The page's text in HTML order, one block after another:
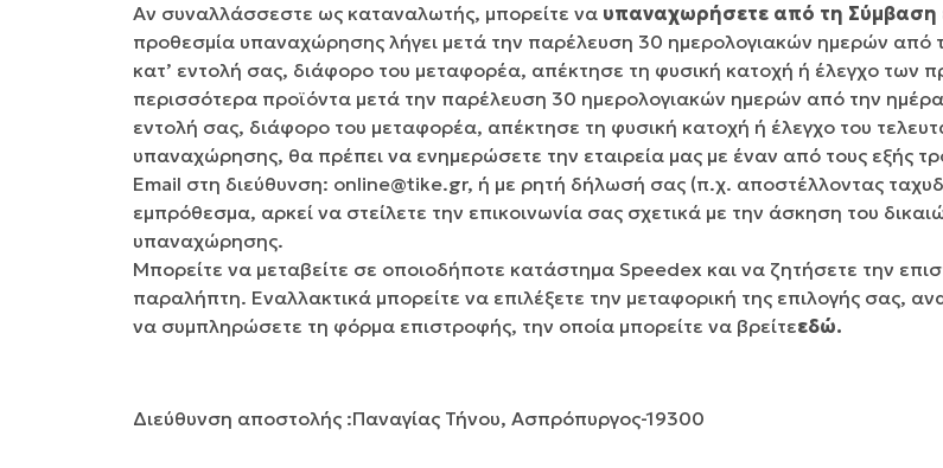
Αν συναλλάσσεστε ως καταναλωτής, μπορείτε να υπαναχωρήσετε από τη Σύμβαση
προθεσμία υπαναχώρησης λήγει μετά την παρέλευση 30 ημερολογιακών ημερών από
κατ’ εντολή σας, διάφορο του μεταφορέα, απέκτησε τη φυσική κατοχή ή έλεγχο των
περισσότερα προϊόντα μετά την παρέλευση 30 ημερολογιακών ημερών από την ημέρα
εντολή σας, διάφορο του μεταφορέα, απέκτησε τη φυσική κατοχή ή έλεγχο του
υπαναχώρησης, θα πρέπει να ενημερώσετε την εταιρεία μας με έναν από τους εξής
Email στη διεύθυνση: online@tike.gr, ή με ρητή δήλωσή σας (π.χ. αποστέλλοντας
εμπρόθεσμα, αρκεί να στείλετε την επικοινωνία σας σχετικά με την άσκηση του
υπαναχώρησης.
Μπορείτε να μεταβείτε σε οποιοδήποτε κατάστημα Speedex και να ζητήσετε την
παραλήπτη. Εναλλακτικά μπορείτε να επιλέξετε την μεταφορική της επιλογής σας,
να συμπληρώσετε τη φόρμα επιστροφής, την οποία μπορείτε να βρείτεεδώ.
Διεύθυνση αποστολής :Παναγίας Τήνου, Ασπρόπυργος-19300